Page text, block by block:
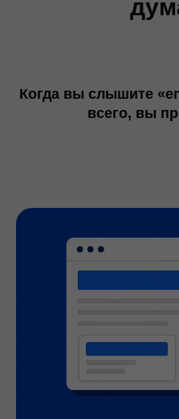
Когда вы слышите
всего, вы